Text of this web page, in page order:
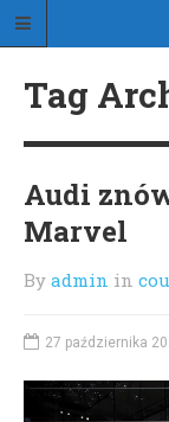
Stylistic
blog o stylowych
STRONA GŁÓWNA
KONTAKT
Tag
Audi
Marvel
By admin in
27 października